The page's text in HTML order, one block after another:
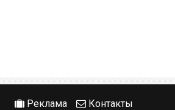
Реклама Контакты